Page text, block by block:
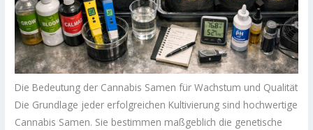
Die Bedeutung der Cannabis Samen für Wachstum und Qualität
Die Grundlage jeder erfolgreichen Kultivierung sind hochwertige
Cannabis Samen. Sie bestimmen maßgeblich die genetische